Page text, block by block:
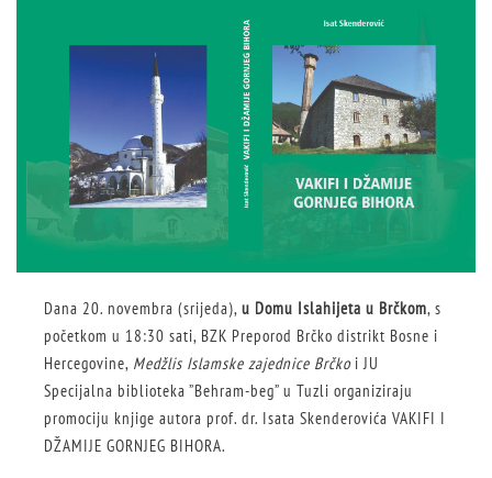
Dana 20. novembra (srijeda), u Domu Islahijeta u Brčkom, s
početkom u 18:30 sati, BZK Preporod Brčko distrikt Bosne i
Hercegovine, Medžlis Islamske zajednice Brčko i JU
Specijalna biblioteka ”Behram-beg” u Tuzli organiziraju
promociju knjige autora prof. dr. Isata Skenderovića VAKIFI I
DŽAMIJE GORNJEG BIHORA.